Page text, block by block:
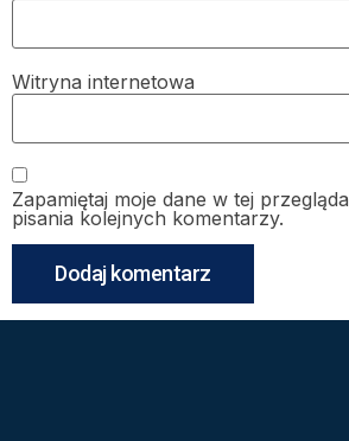
Witryna internetowa
Zapamiętaj moje dane w tej
pisania kolejnych komentarzy.